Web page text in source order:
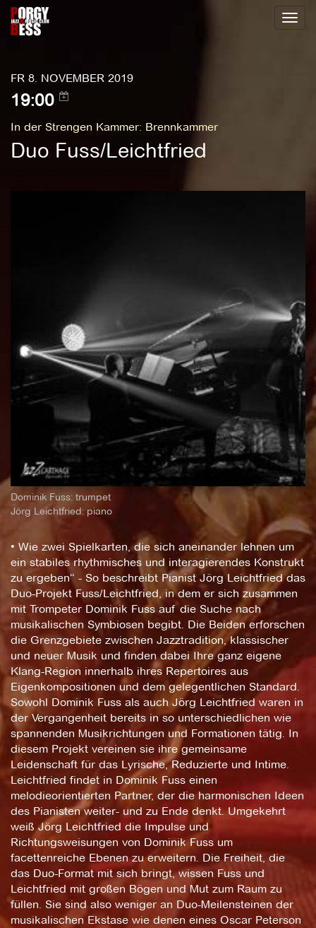
Toggle
FR 8. NOVEMBER 2019
19:00
In der Strengen Kammer: Brennkammer
Duo Fuss/Leichtfried
Dominik Fuss: trumpet
Jörg Leichtfried: piano
• Wie zwei Spielkarten, die sich aneinander lehnen um
ein stabiles rhythmisches und interagierendes Konstrukt
zu ergeben“ - So beschreibt Pianist Jörg Leichtfried das
Duo-Projekt Fuss/Leichtfried, in dem er sich zusammen
mit Trompeter Dominik Fuss auf die Suche nach
musikalischen Symbiosen begibt. Die Beiden erforschen
die Grenzgebiete zwischen Jazztradition, klassischer
und neuer Musik und finden dabei Ihre ganz eigene
Klang-Region innerhalb ihres Repertoires aus
Eigenkompositionen und dem gelegentlichen Standard.
Sowohl Dominik Fuss als auch Jörg Leichtfried waren in
der Vergangenheit bereits in so unterschiedlichen wie
spannenden Musikrichtungen und Formationen tätig. In
diesem Projekt vereinen sie ihre gemeinsame
Leidenschaft für das Lyrische, Reduzierte und Intime.
Leichtfried findet in Dominik Fuss einen
melodieorientierten Partner, der die harmonischen Ideen
des Pianisten weiter- und zu Ende denkt. Umgekehrt
weiß Jörg Leichtfried die Impulse und
Richtungsweisungen von Dominik Fuss um
facettenreiche Ebenen zu erweitern. Die Freiheit, die
das Duo-Format mit sich bringt, wissen Fuss und
Leichtfried mit großen Bögen und Mut zum Raum zu
füllen. Sie sind also weniger an Duo-Meilensteinen der
musikalischen Ekstase wie denen eines Oscar Peterson